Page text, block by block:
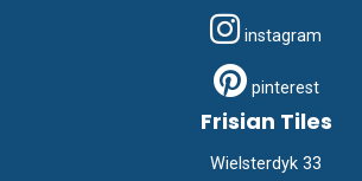
instagram
pinterest
Frisian Tiles
Wielsterdyk 33